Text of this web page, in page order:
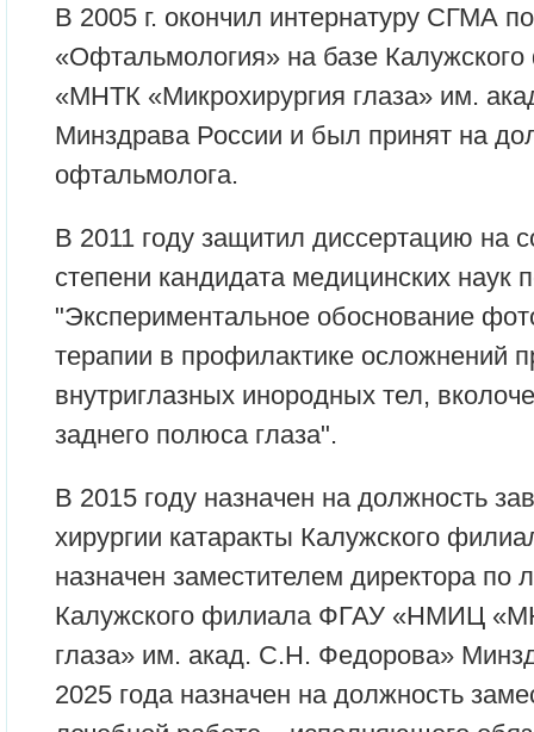
В 2005 г. окончил интернатуру СГМА
«Офтальмология» на базе
«МНТК «Микрохирургия глаза» им.
Минздрава России и был принят на
офтальмолога.
В 2011 году защитил диссертацию на
степени кандидата медицинских наук
"Экспериментальное обоснование
терапии в профилактике осложнений
внутриглазных инородных тел,
заднего полюса глаза".
В 2015 году назначен на должность
хирургии катаракты Калужского
назначен заместителем директора по
Калужского филиала ФГАУ «НМИЦ
глаза» им. акад. С.Н. Федорова»
2025 года назначен на должность